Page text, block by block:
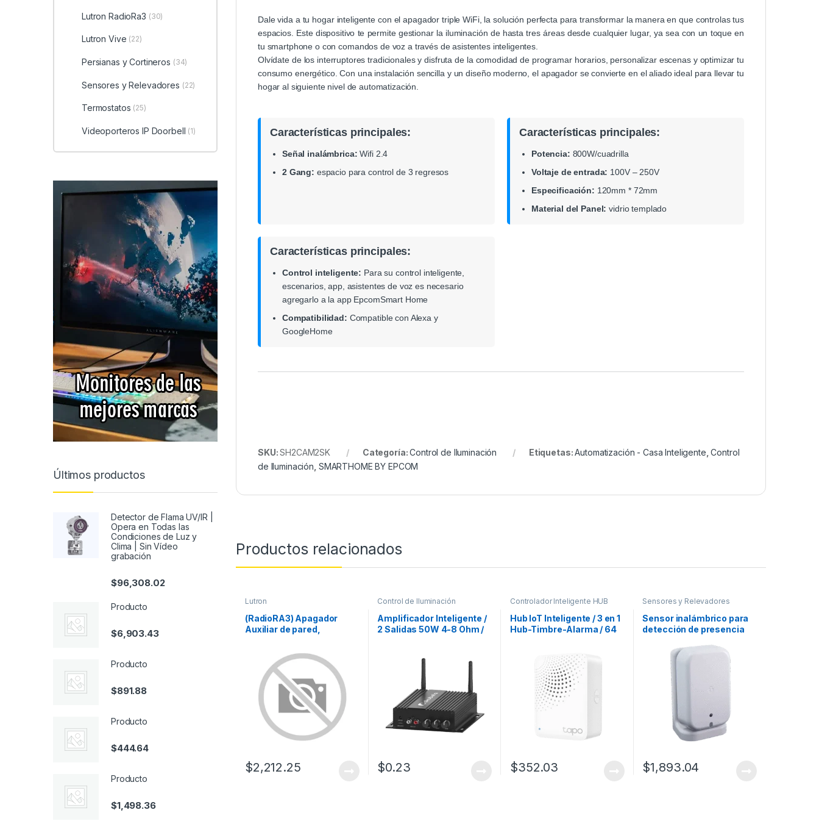
Dale vida a tu hogar inteligente con el apagador triple WiFi, la solución perfecta para transformar la manera en que controlas tus
espacios. Este dispositivo te permite gestionar la iluminación de hasta tres áreas desde cualquier lugar, ya sea con un toque en
tu smartphone o con comandos de voz a través de asistentes inteligentes.
Olvídate de los interruptores tradicionales y disfruta de la comodidad de programar horarios, personalizar escenas y optimizar tu
consumo energético. Con una instalación sencilla y un diseño moderno, el apagador se convierte en el aliado ideal para llevar tu
hogar al siguiente nivel de automatización.
Características principales:
Señal inalámbrica: Wifi 2.4
2 Gang: espacio para control de 3 regresos
Características principales:
Potencia: 800W/cuadrilla
Voltaje de entrada: 100V – 250V
Especificación: 120mm * 72mm
Material del Panel: vidrio templado
Características principales:
Control inteligente: Para su control inteligente,
escenarios, app, asistentes de voz es necesario
agregarlo a la app EpcomSmart Home
Compatibilidad: Compatible con Alexa y
GoogleHome
SKU:SH2CAM2SK Categoría:Control de Iluminación Etiquetas:Automatización - Casa Inteligente ,Control
de Iluminación SMARTHOME BY EPCOM
Productos relacionados
Lutron
(RadioRA3) Apagador
Auxiliar de pared,
apagadores
multilocación. Usar en 3
vías o escalera. Color
blanco.
$2,212.25
Control de Iluminación
Amplificador Inteligente /
2 Salidas 50W 4-8 Ohm /
$0.23
Controlador Inteligente HUB
Hub IoT Inteligente / 3 en 1
Hub-Timbre-Alarma / 64
dB / Material V-0 UL94
$352.03
Sensores y Relevadores
Sensor inalámbrico para
detección de presencia
$1,893.04
Lutron RadioRa3 (30)
Lutron Vive (22)
Persianas y Cortineros (34)
Sensores y Relevadores (22)
Termostatos (25)
Videoporteros IP Doorbell (1)
Últimos productos
Detector de Flama UV/IR |
Opera en Todas las
Condiciones de Luz y
Clima | Sin Vídeo
grabación
$96,308.02
Producto
$6,903.43
Producto
$891.88
Producto
$444.64
Producto
$1,498.36